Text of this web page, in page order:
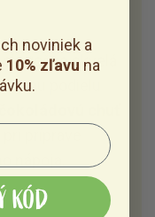
skvelá
podielu
príprave
noviniek a
10% zľavu na
KÓD